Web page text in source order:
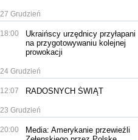
27 Grudzień
18:00
Ukraińscy urzędnicy przyłapani
na przygotowywaniu kolejnej
prowokacji
24 Grudzień
12:07 RADOSNYCH ŚWIĄT
23 Grudzień
20:00
Media: Amerykanie przewieźli